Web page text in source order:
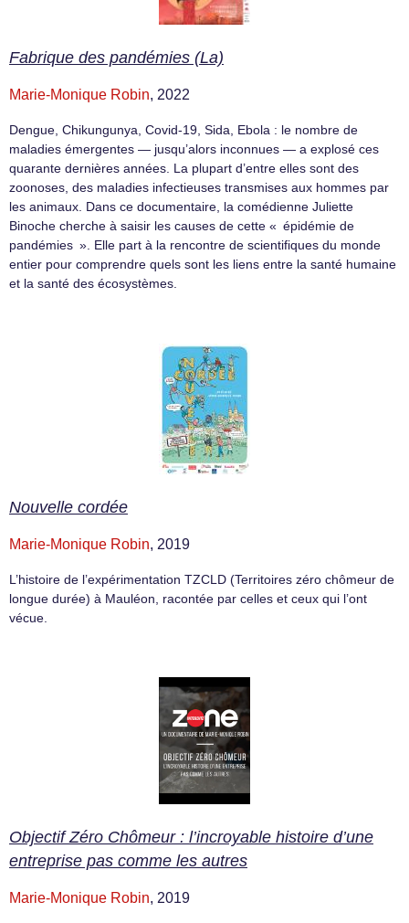
Fabrique des pandémies (La)
Marie-Monique Robin, 2022
Dengue, Chikungunya, Covid-19, Sida, Ebola : le nombre de
maladies émergentes — jusqu’alors inconnues — a explosé ces
quarante dernières années. La plupart d’entre elles sont des
zoonoses, des maladies infectieuses transmises aux hommes par
les animaux. Dans ce documentaire, la comédienne Juliette
Binoche cherche à saisir les causes de cette « épidémie de
pandémies ». Elle part à la rencontre de scientifiques du monde
entier pour comprendre quels sont les liens entre la santé humaine
et la santé des écosystèmes.
Nouvelle cordée
Marie-Monique Robin, 2019
L’histoire de l’expérimentation TZCLD (Territoires zéro chômeur de
longue durée) à Mauléon, racontée par celles et ceux qui l’ont
vécue.
Objectif Zéro Chômeur : l’incroyable histoire d’une
entreprise pas comme les autres
Marie-Monique Robin, 2019